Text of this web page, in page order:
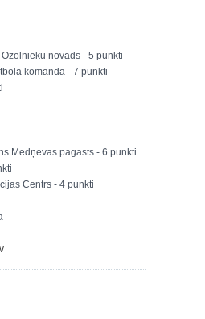
novads - 5 punkti
komanda - 7 punkti
Medņevas pagasts - 6 punkti
Centrs - 4 punkti